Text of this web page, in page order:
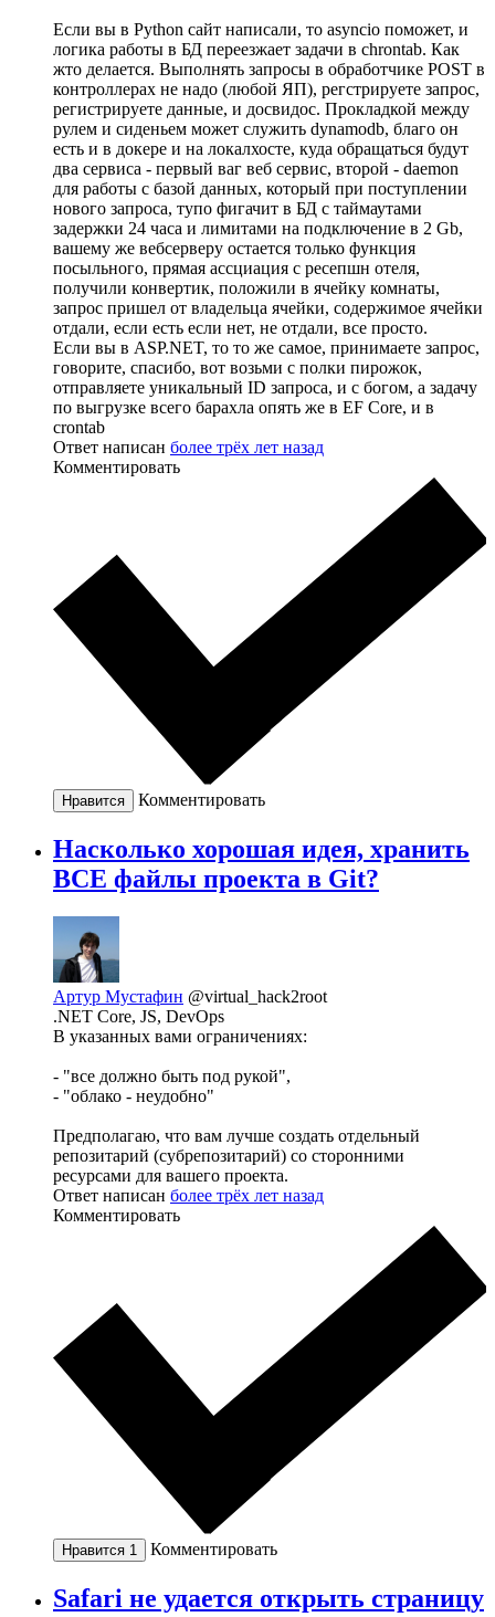
Если вы в Python сайт написали, то asyncio поможет, и
логика работы в БД переезжает задачи в chrontab. Как
жто делается. Выполнять запросы в обработчике POST в
контроллерах не надо (любой ЯП), регстрируете запрос,
регистрируете данные, и досвидос. Прокладкой между
рулем и сиденьем может служить dynamodb, благо он
есть и в докере и на локалхосте, куда обращаться будут
два сервиса - первый ваг веб сервис, второй - daemon
для работы с базой данных, который при поступлении
нового запроса, тупо фигачит в БД с таймаутами
задержки 24 часа и лимитами на подключение в 2 Gb,
вашему же вебсерверу остается только функция
посыльного, прямая ассциация с ресепшн отеля,
получили конвертик, положили в ячейку комнаты,
запрос пришел от владельца ячейки, содержимое ячейки
отдали, если есть если нет, не отдали, все просто.
Если вы в ASP.NET, то то же самое, принимаете запрос,
говорите, спасибо, вот возьми с полки пирожок,
отправляете уникальный ID запроса, и с богом, а задачу
по выгрузке всего барахла опять же в EF Core, и в
crontab
Ответ написан более трёх лет назад
Комментировать
Нравится Комментировать
Насколько хорошая идея, хранить
ВСЕ файлы проекта в Git?
Артур Мустафин @virtual_hack2root
.NET Core, JS, DevOps
В указанных вами ограничениях:
- "все должно быть под рукой",
- "облако - неудобно"
Предполагаю, что вам лучше создать отдельный
репозитарий (субрепозитарий) со сторонними
ресурсами для вашего проекта.
Ответ написан более трёх лет назад
Комментировать
Нравится 1 Комментировать
Safari не удается открыть страницу